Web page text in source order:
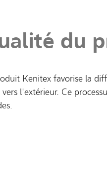
du
Kenitex favorise la
vers l'extérieur. Ce